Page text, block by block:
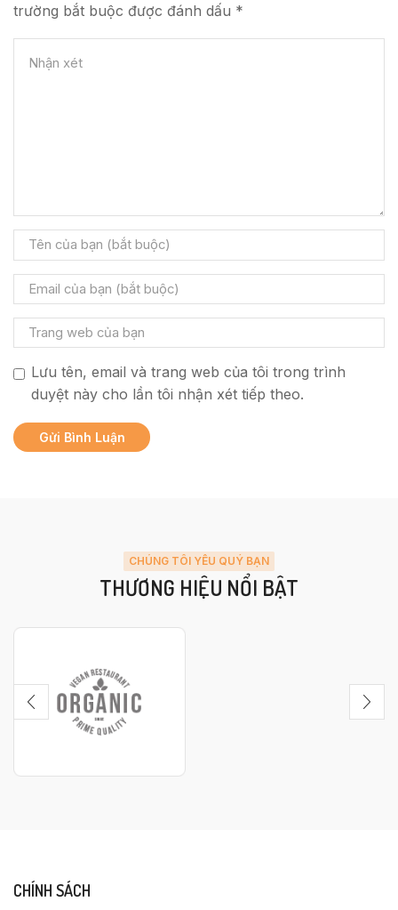
trường bắt buộc được đánh dấu *
Lưu tên, email và trang web của tôi trong trình
duyệt này cho lần tôi nhận xét tiếp theo.
CHÚNG TÔI YÊU QUÝ BẠN
THƯƠNG HIỆU NỔI BẬT
CHÍNH SÁCH